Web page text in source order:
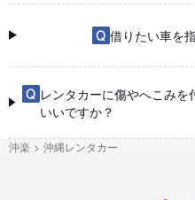
借りたい車を
レンタカーに傷やへこみ
いいですか？
沖楽 沖縄レンタカー